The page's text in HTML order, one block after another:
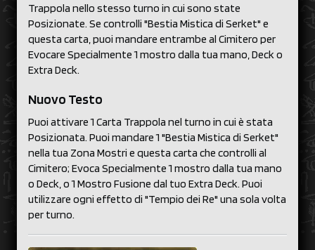
Trappola nello stesso turno in cui sono state
Posizionate. Se controlli "Bestia Mistica di Serket" e
questa carta, puoi mandare entrambe al Cimitero per
Evocare Specialmente 1 mostro dalla tua mano, Deck o
Extra Deck.
Nuovo Testo
Puoi attivare 1 Carta Trappola nel turno in cui è stata
Posizionata. Puoi mandare 1 "Bestia Mistica di Serket"
nella tua Zona Mostri e questa carta che controlli al
Cimitero; Evoca Specialmente 1 mostro dalla tua mano
o Deck, o 1 Mostro Fusione dal tuo Extra Deck. Puoi
utilizzare ogni effetto di "Tempio dei Re" una sola volta
per turno.